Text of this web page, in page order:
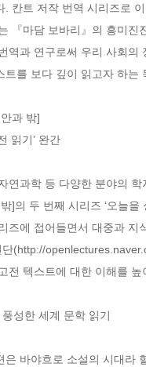
칸트 저작 번역 시리즈로
『마담 보바리』의 흥미
역과 연구로써 우리 사회
트를 보다 깊이 읽고자 하
과 밖]
읽기’ 완간
연과학 등 다양한 분야의
]의 두 번째 시리즈 ‘오늘
즈에 접어들면서 대중과
(http://
전 텍스트에 대한 이해를
성한 세계 문학 읽기
은 바야흐로 소설의 시대